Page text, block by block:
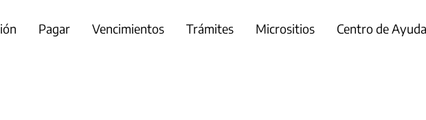
Pagar Vencimientos Trámites Micrositios Centro de Ayuda